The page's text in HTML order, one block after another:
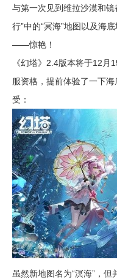
与第一次见到维拉沙漠和
行”中的“冥海”地图以及海
——惊艳！
《幻塔》2.4版本将于12
服资格，提前体验了一下
受：
虽然新地图名为“溟海”，